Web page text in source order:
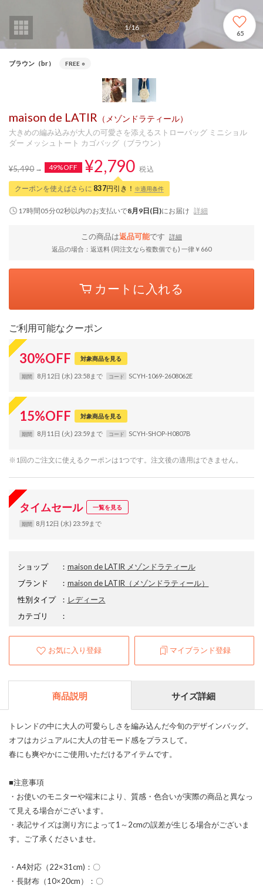
1/16
65
ブラウン（br） FREE ○
maison de LATIR （メゾンドラティール）
大きめの編み込みが大人の可愛さを添えるストローバッグ ミニショル
ダー メッシュトート カゴバッグ（ブラウン）
¥5,490 49%OFF ¥2,790 税込
クーポンを使えばさらに 837円引き！ ※適用条件
17時間05分01秒以内のお支払いで8月9日(日)にお届け 詳細
この商品は返品可能です
詳細
返品の場合：返送料 (同注文なら複数個でも) 一律￥660
カートに入れる
ご利用可能なクーポン
30%OFF 対象商品を見る
期間 8月12日 (水) 23:58まで コード SCYH-1069-2608062E
15%OFF 対象商品を見る
期間 8月11日 (火) 23:59まで コード SCYH-SHOP-H0807B
※1回のご注文に使えるクーポンは1つです。注文後の適用はできません。
タイムセール 一覧を見る
期間 8月12日 (水) 23:59まで
ショップ ： maison de LATIR メゾンドラティール
ブランド
： maison de LATIR （メゾンドラティール）
性別タイプ
： レディース
カテゴリ
：
お気に入り登録 マイブランド登録
商品説明 サイズ詳細
トレンドの中に大人の可愛らしさを編み込んだ今旬のデザインバッグ。
オフはカジュアルに大人の甘モード感をプラスして。
春にも爽やかにご使用いただけるアイテムです。
■注意事項
・お使いのモニターや端末により、質感・色合いが実際の商品と異なっ
て見える場合がございます。
・表記サイズは測り方によって1～2cmの誤差が生じる場合がございま
す。ご了承くださいませ。
・A4対応（22×31cm)：〇
・長財布（10×20cm）：〇